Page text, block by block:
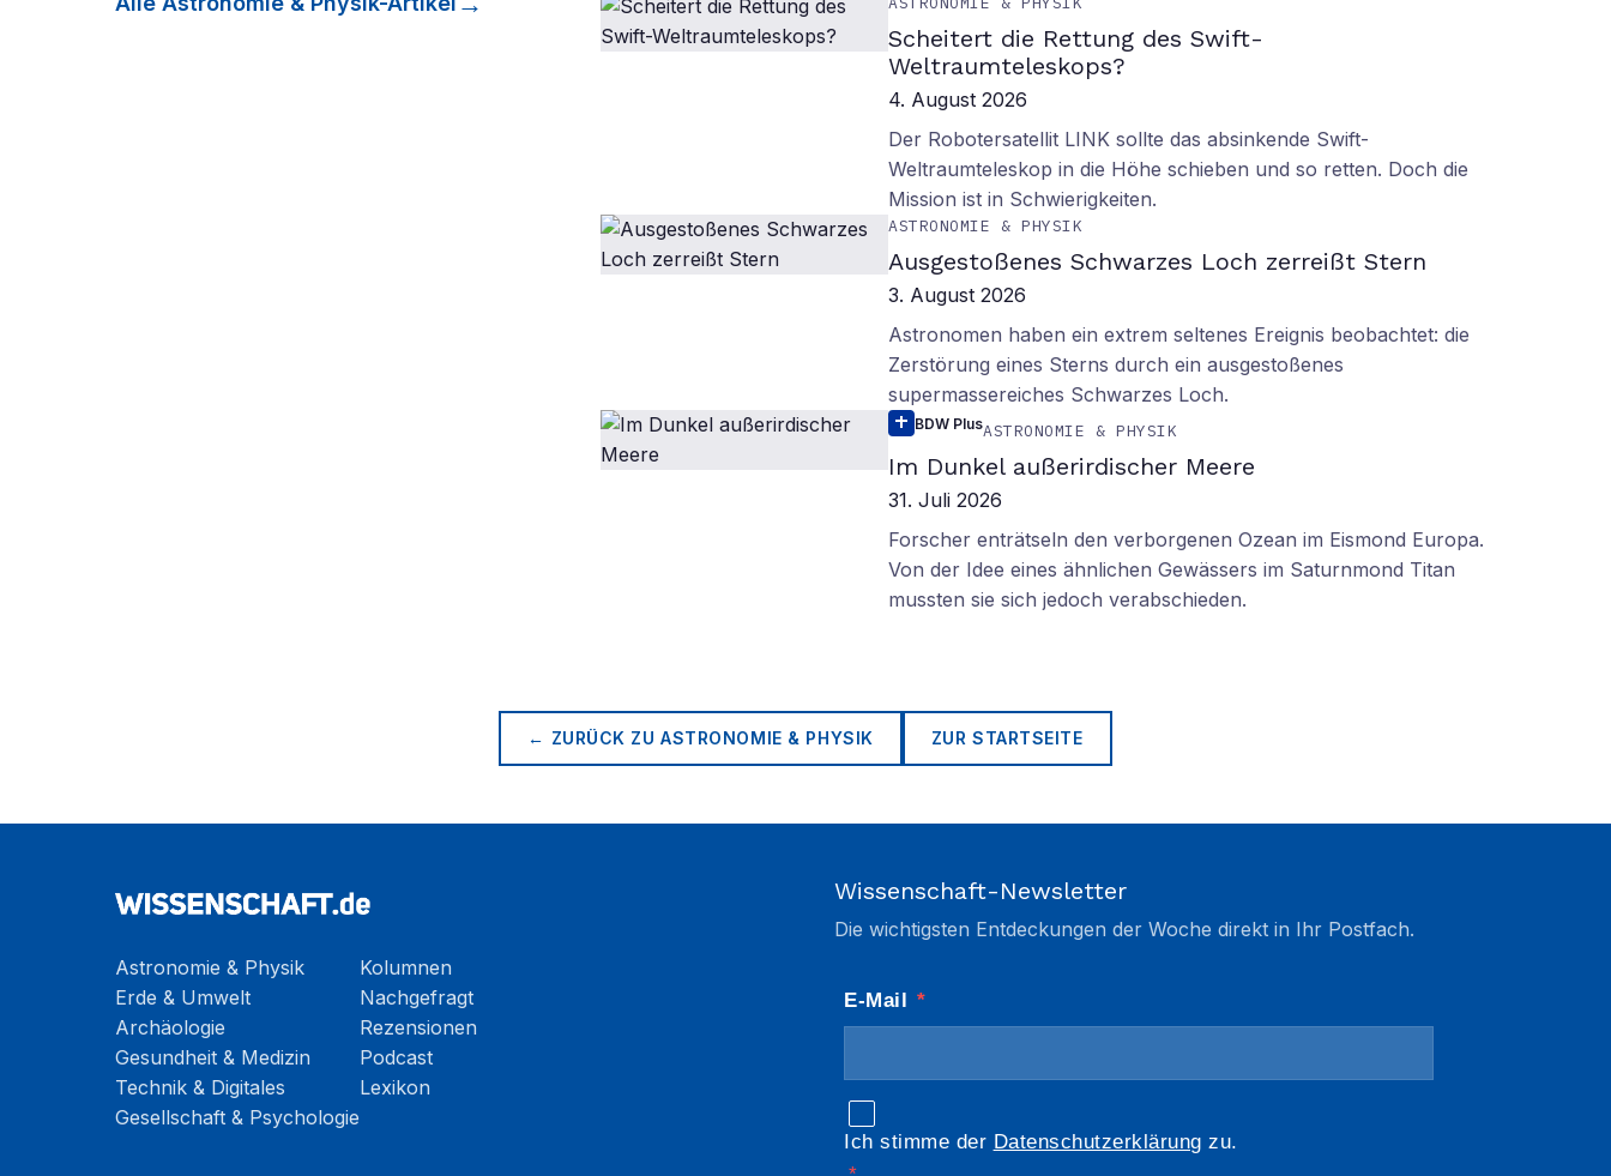
Scheitert die Rettung des Swift-
Weltraumteleskops?
4. August 2026
Der Robotersatellit LINK sollte das absinkende Swift-
Weltraumteleskop in die Höhe schieben und so retten. Doch die
Mission ist in Schwierigkeiten.
ASTRONOMIE & PHYSIK
Ausgestoßenes Schwarzes Loch zerreißt Stern
3. August 2026
Astronomen haben ein extrem seltenes Ereignis beobachtet: die
Zerstörung eines Sterns durch ein ausgestoßenes
supermassereiches Schwarzes Loch.
BDW PlusASTRONOMIE & PHYSIK
Im Dunkel außerirdischer Meere
31. Juli 2026
Forscher enträtseln den verborgenen Ozean im Eismond Europa.
Von der Idee eines ähnlichen Gewässers im Saturnmond Titan
mussten sie sich jedoch verabschieden.
← ZURÜCK ZUASTRONOMIE & PHYSIK ZUR STARTSEITE
Astronomie & Physik
Erde & Umwelt
Archäologie
Gesundheit & Medizin
Technik & Digitales
Gesellschaft & Psychologie
Kolumnen
Nachgefragt
Rezensionen
Podcast
Lexikon
Wissenschaft-Newsletter
Die wichtigsten Entdeckungen der Woche direkt in Ihr Postfach.